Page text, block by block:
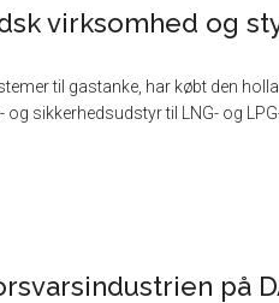
virksomhed og
til gastanke, har købt den
sikkerhedsudstyr til LNG- og
på